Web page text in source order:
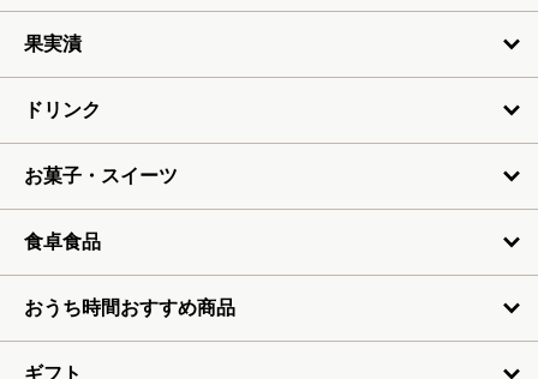
6月
果実漬
ドリンク
お菓子・スイーツ
食卓食品
おうち時間おすすめ商品
ギフト